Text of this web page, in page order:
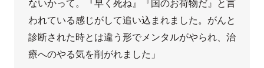
ないかって。『早く死ね』『国のお荷物だ』と言
われている感じがして追い込まれました。がんと
診断された時とは違う形でメンタルがやられ、治
療へのやる気を削がれました」